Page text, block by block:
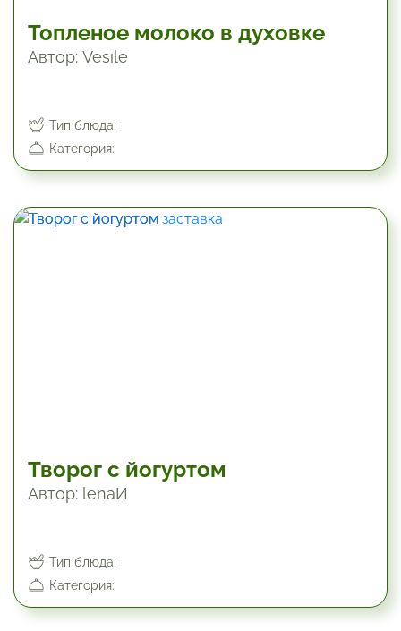
Топленое молоко в духовке
Автор: Vesıle
Тип блюда:
Категория:
Творог с йогуртом
Автор: lenaИ
Тип блюда:
Категория: